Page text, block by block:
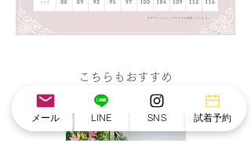
こちらもおすすめ
NEW IN NEW
メール LINE SNS 試着予約